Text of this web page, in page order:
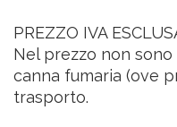
PREZZO IVA
Nel prezzo non
canna fumaria (ove
trasporto.